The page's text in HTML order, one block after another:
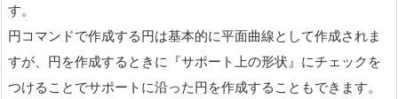
す。
円コマンドで作成する円は基本的に平面曲線として作成されま
すが、円を作成するときに『サポート上の形状』にチェックを
つけることでサポートに沿った円を作成することもできます。